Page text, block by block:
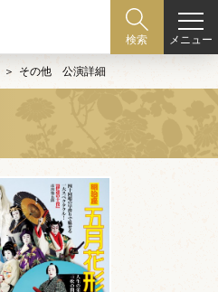
検索 メニュー
その他 公演詳細